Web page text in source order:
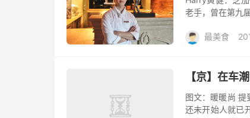
老手，曾在第九
最美食
【京】在车
图文：暖暖尚 提
还未开始人就已